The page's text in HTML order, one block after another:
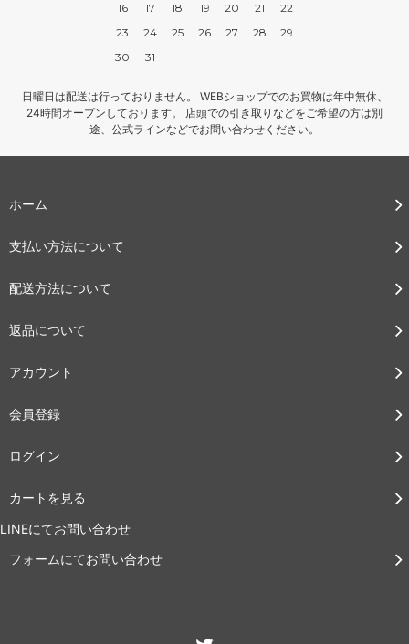
16
17 18 19 20 21
22
23
24 25 26 27 28
29
30
31
日曜日は配送は行っておりません。 WEBショップでのお買物は年中無休、
24時間オープンしております。 店頭での引き取りなどをご希望の方は別
途、公式ラインなどでお問い合わせください。
ホーム
支払い方法について
配送方法について
返品について
アカウント
会員登録
ログイン
カートを見る
LINEにてお問い合わせ
フォームにてお問い合わせ